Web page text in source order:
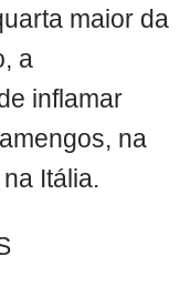
maior da
a
inflamar
na
Itália.